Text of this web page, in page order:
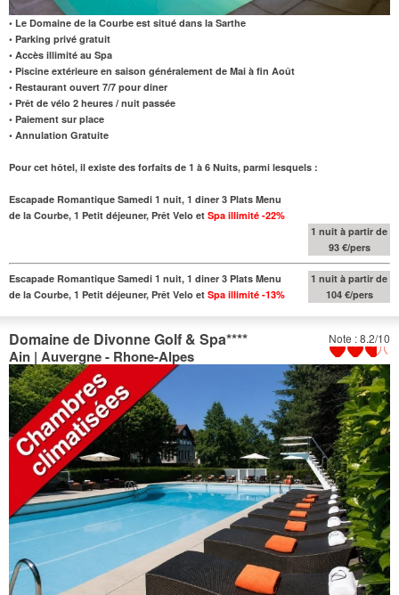
• Le Domaine de la Courbe est situé dans la Sarthe
• Parking privé gratuit
• Accès illimité au Spa
• Piscine extérieure en saison généralement de Mai à fin Août
• Restaurant ouvert 7/7 pour diner
• Prêt de vélo 2 heures / nuit passée
• Paiement sur place
• Annulation Gratuite
Pour cet hôtel, il existe des forfaits de 1 à 6 Nuits, parmi lesquels :
Escapade Romantique Samedi 1 nuit, 1 diner 3 Plats Menu
de la Courbe, 1 Petit déjeuner, Prêt Velo et Spa illimité -22%
1 nuit à partir de
93 €/pers
Escapade Romantique Samedi 1 nuit, 1 diner 3 Plats Menu
de la Courbe, 1 Petit déjeuner, Prêt Velo et Spa illimité -13%
1 nuit à partir de
104 €/pers
Note : 8.2/10
Domaine de Divonne Golf & Spa****
Ain | Auvergne - Rhone-Alpes